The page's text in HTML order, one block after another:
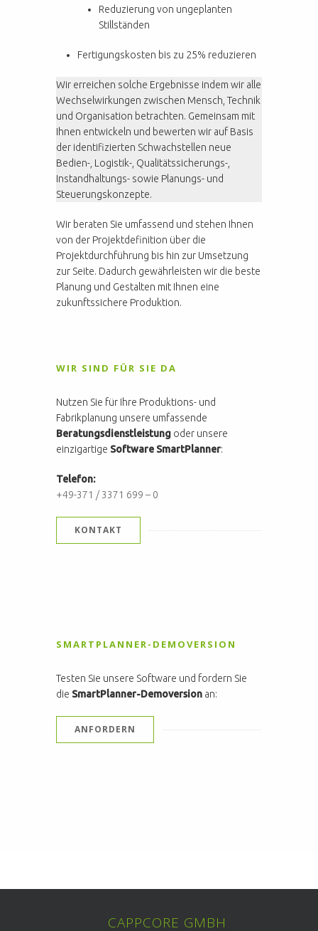
Reduzierung von ungeplanten
Stillständen
Fertigungskosten bis zu 25% reduzieren
Wir erreichen solche Ergebnisse indem wir alle
Wechselwirkungen zwischen Mensch, Technik
und Organisation betrachten. Gemeinsam mit
Ihnen entwickeln und bewerten wir auf Basis
der identifizierten Schwachstellen neue
Bedien-, Logistik-, Qualitätssicherungs-,
Instandhaltungs- sowie Planungs- und
Steuerungskonzepte.
Wir beraten Sie umfassend und stehen Ihnen
von der Projektdefinition über die
Projektdurchführung bis hin zur Umsetzung
zur Seite. Dadurch gewährleisten wir die beste
Planung und Gestalten mit Ihnen eine
zukunftssichere Produktion.
WIR SIND FÜR SIE DA
Nutzen Sie für Ihre Produktions- und
Fabrikplanung unsere umfassende
Beratungsdienstleistung oder unsere
einzigartige Software SmartPlanner:
Telefon:
+49-371 / 3371 699 – 0
KONTAKT
SMARTPLANNER-DEMOVERSION
Testen Sie unsere Software und fordern Sie
die SmartPlanner-Demoversion an:
ANFORDERN
CAPPCORE GMBH